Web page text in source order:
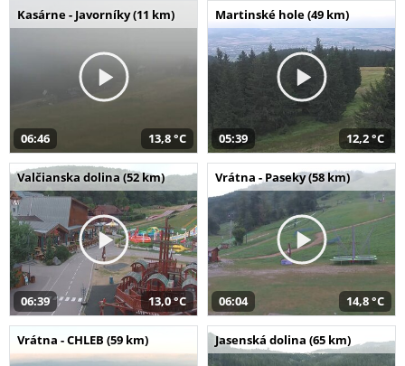
Kasárne - Javorníky (11 km)
06:46 13,8 °C
Martinské hole (49 km)
05:39 12,2 °C
Valčianska dolina (52 km)
06:39 13,0 °C
Vrátna - Paseky (58 km)
06:04 14,8 °C
Vrátna - CHLEB (59 km) Jasenská dolina (65 km)